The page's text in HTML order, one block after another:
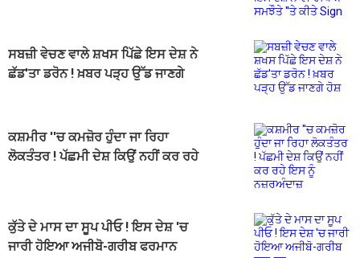
ਸਬਜ਼ੀ ਵੇਚਣ ਵਾਲੇ ਸ਼ਖਸ ਪਿੱਛੇ ਇਸ ਦੇਸ਼ ਨੇ
ਛੱਡ'ਤਾ ਡਰੋਨ ! ਖ਼ਬਰ ਪੜ੍ਹ ਉੱਡ ਜਾਣਗੇ
ਕਸ਼ਮੀਰ ''ਚ ਕਮਜ਼ੋਰ ਹੁੰਦਾ ਜਾ ਰਿਹਾ
ਲੋਕਤੰਤਰ ! ਪੱਛਮੀ ਦੇਸ਼ ਕਿਉਂ ਨਹੀਂ ਕਰ ਰਹੇ
ਕੁੱਤੇ ਦੇ ਮਾਸ ਦਾ ਸੂਪ ਪੀਓ ! ਇਸ ਦੇਸ਼ 'ਚ
ਜਾਰੀ ਹੋਇਆ ਅਜੀਬੋ-ਗਰੀਬ ਫਰਮਾਨ